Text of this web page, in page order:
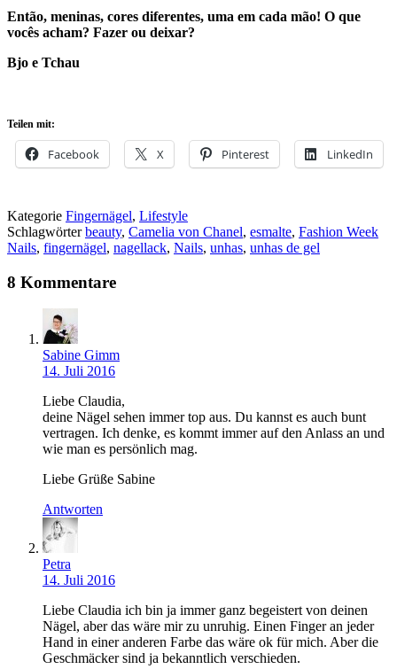
Então, meninas, cores diferentes, uma em cada mão! O que
vocês acham? Fazer ou deixar?
Bjo e Tchau
Teilen mit:
Facebook X Pinterest LinkedIn
Kategorie Fingernägel, Lifestyle
Schlagwörterbeauty, Camelia von Chanel, esmalte, Fashion Week
Nails, fingernägel, nagellack, Nails, unhas, unhas de gel
8 Kommentare
Sabine Gimm
14. Juli 2016
Liebe Claudia,
deine Nägel sehen immer top aus. Du kannst es auch bunt
vertragen. Ich denke, es kommt immer auf den Anlass an und
wie man es persönlich mag.
Liebe Grüße Sabine
Antworten
Petra
14. Juli 2016
Liebe Claudia ich bin ja immer ganz begeistert von deinen
Nägel, aber das wäre mir zu unruhig. Einen Finger an jeder
Hand in einer anderen Farbe das wäre ok für mich. Aber die
Geschmäcker sind ja bekanntlich verschieden.